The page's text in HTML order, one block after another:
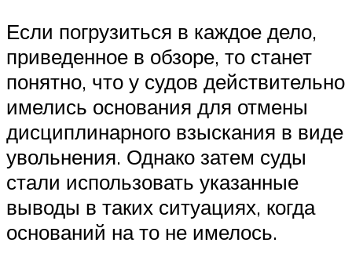
Если погрузиться в каждое дело,
приведенное в обзоре, то станет
понятно, что у судов действительно
имелись основания для отмены
дисциплинарного взыскания в виде
увольнения. Однако затем суды
стали использовать указанные
выводы в таких ситуациях, когда
оснований на то не имелось.